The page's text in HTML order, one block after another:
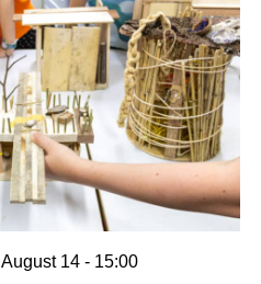
August 14 - 15:00